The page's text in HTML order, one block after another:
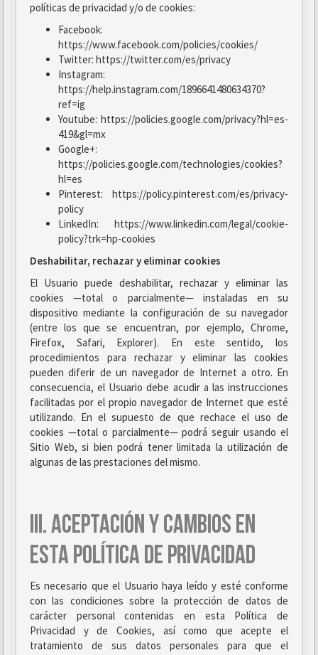
políticas de privacidad y/o de cookies:
Facebook:
https://www.facebook.com/policies/cookies/
Twitter: https://twitter.com/es/privacy
Instagram:
https://help.instagram.com/1896641480634370?
ref=ig
Youtube: https://policies.google.com/privacy?hl=es-
419&gl=mx
Google+:
https://policies.google.com/technologies/cookies?
hl=es
Pinterest: https://policy.pinterest.com/es/privacy-
policy
LinkedIn: https://www.linkedin.com/legal/cookie-
policy?trk=hp-cookies
Deshabilitar, rechazar y eliminar cookies
El Usuario puede deshabilitar, rechazar y eliminar las
cookies —total o parcialmente— instaladas en su
dispositivo mediante la configuración de su navegador
(entre los que se encuentran, por ejemplo, Chrome,
Firefox, Safari, Explorer). En este sentido, los
procedimientos para rechazar y eliminar las cookies
pueden diferir de un navegador de Internet a otro. En
consecuencia, el Usuario debe acudir a las instrucciones
facilitadas por el propio navegador de Internet que esté
utilizando. En el supuesto de que rechace el uso de
cookies —total o parcialmente— podrá seguir usando el
Sitio Web, si bien podrá tener limitada la utilización de
algunas de las prestaciones del mismo.
III. ACEPTACIÓN Y CAMBIOS EN
ESTA POLÍTICA DE PRIVACIDAD
Es necesario que el Usuario haya leído y esté conforme
con las condiciones sobre la protección de datos de
carácter personal contenidas en esta Política de
Privacidad y de Cookies, así como que acepte el
tratamiento de sus datos personales para que el